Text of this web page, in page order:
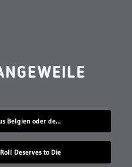
Können Deutsche Leute aus Belgien oder den Niederlanden verstehen?
Deserves to Die